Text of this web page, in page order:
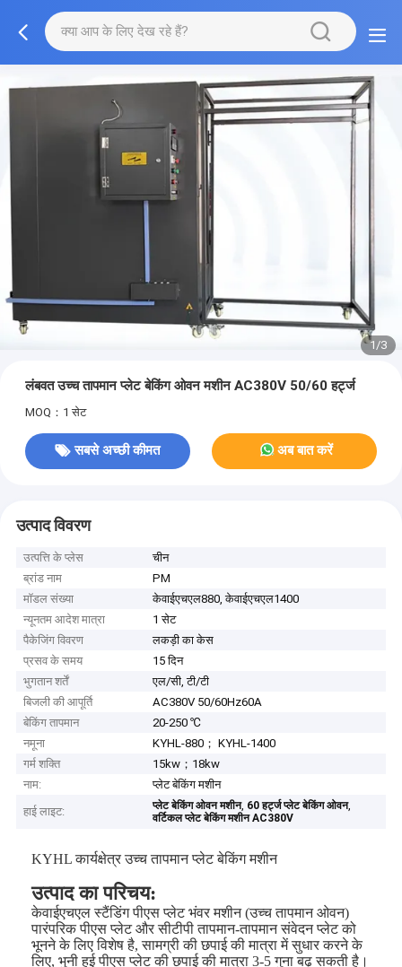
1/3
लंबवत उच्च तापमान प्लेट बेकिंग ओवन मशीन AC380V 50/60 हर्ट्ज
MOQ：1 सेट
सबसे अच्छी कीमत अब बात करें
उत्पाद विवरण
उत्पत्ति के प्लेस
चीन
ब्रांड नाम
PM
मॉडल संख्या
केवाईएचएल880, केवाईएचएल1400
न्यूनतम आदेश मात्रा
1 सेट
पैकेजिंग विवरण
लकड़ी का केस
प्रसव के समय
15 दिन
भुगतान शर्तें
एल/सी, टी/टी
बिजली की आपूर्ति
AC380V 50/60Hz60A
बेकिंग तापमान
20-250 ℃
नमूना
KYHL-880； KYHL-1400
गर्म शक्ति
15kw；18kw
नाम:
प्लेट बेकिंग मशीन
हाई लाइट:
प्लेट बेकिंग ओवन मशीन, 60 हर्ट्ज प्लेट बेकिंग ओवन,
वर्टिकल प्लेट बेकिंग मशीन AC380V
KYHL कार्यक्षेत्र उच्च तापमान प्लेट बेकिंग मशीन
उत्पाद का परिचय:
केवाईएचएल स्टैंडिंग पीएस प्लेट भंवर मशीन (उच्च तापमान ओवन)
पारंपरिक पीएस प्लेट और सीटीपी तापमान-तापमान संवेदन प्लेट को
भूनने के लिए विशेष है, सामग्री की छपाई की मात्रा में सुधार करने के
लिए, भुनी हुई पीएस प्लेट की छपाई की मात्रा 3-5 गुना बढ़ सकती है।